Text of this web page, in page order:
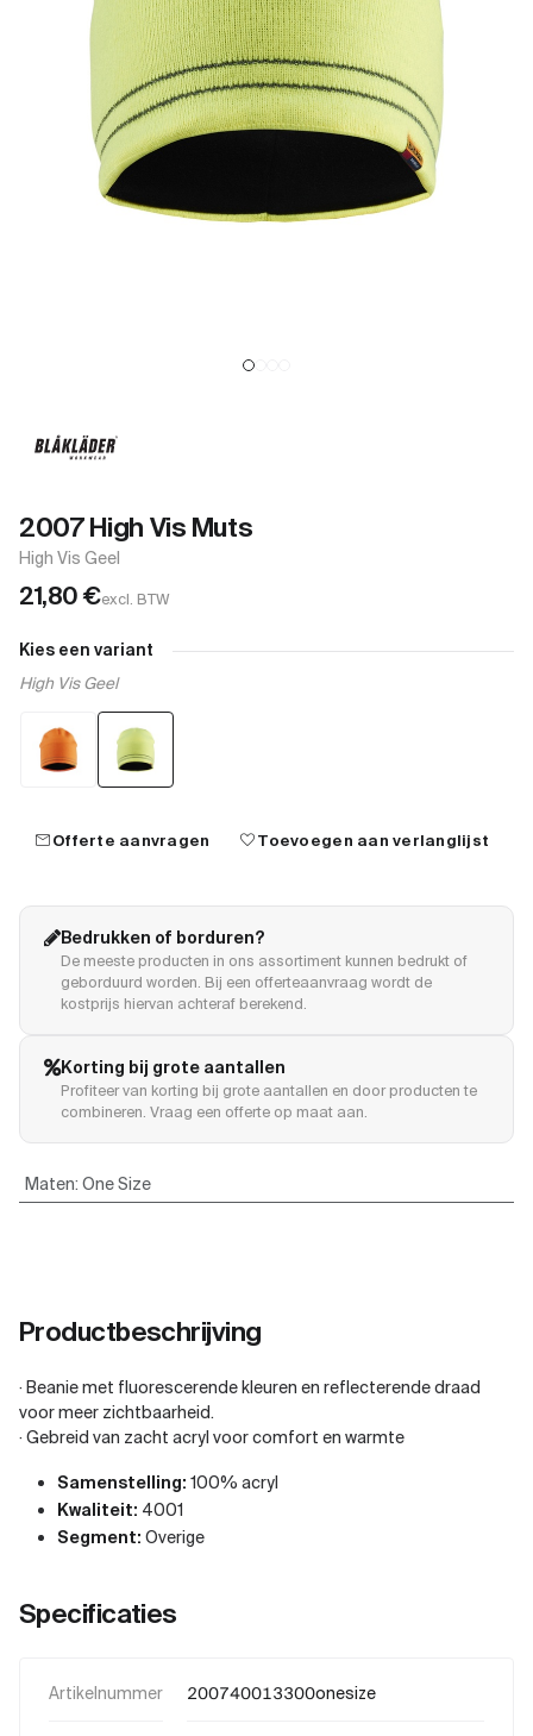
2007 High Vis Muts
High Vis Geel
21,80€excl. BTW
Kies een variant
High Vis Geel
mailOfferte aanvragen favoriteToevoegen aan verlanglijst
Bedrukken of borduren?
De meeste producten in ons assortiment kunnen bedrukt of
geborduurd worden. Bij een offerteaanvraag wordt de
kostprijs hiervan achteraf berekend.
Korting bij grote aantallen
Profiteer van korting bij grote aantallen en door producten te
combineren. Vraag een offerte op maat aan.
Maten: One Size
Productbeschrijving
· Beanie met fluorescerende kleuren en reflecterende draad
voor meer zichtbaarheid.
· Gebreid van zacht acryl voor comfort en warmte
Samenstelling: 100% acryl
Kwaliteit: 4001
Segment: Overige
Specificaties
Artikelnummer 200740013300onesize